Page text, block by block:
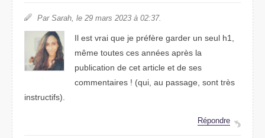
Par Sarah, le 29 mars 2023 à 02:37.
Il est vrai que je préfère garder un seul h1,
même toutes ces années après la
publication de cet article et de ses
commentaires ! (qui, au passage, sont très
instructifs).
Répondre